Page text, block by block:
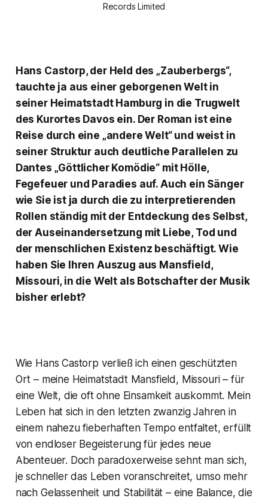
Records Limited
Hans Castorp, der Held des „Zauberbergs“,
tauchte ja aus einer geborgenen Welt in
seiner Heimatstadt Hamburg in die Trugwelt
des Kurortes Davos ein. Der Roman ist eine
Reise durch eine „andere Welt“ und weist in
seiner Struktur auch deutliche Parallelen zu
Dantes „Göttlicher Komödie“ mit Hölle,
Fegefeuer und Paradies auf. Auch ein Sänger
wie Sie ist ja durch die zu interpretierenden
Rollen ständig mit der Entdeckung des Selbst,
der Auseinandersetzung mit Liebe, Tod und
der menschlichen Existenz beschäftigt. Wie
haben Sie Ihren Auszug aus Mansfield,
Missouri, in die Welt als Botschafter der Musik
bisher erlebt?
Wie Hans Castorp verließ ich einen geschützten
Ort – meine Heimatstadt Mansfield, Missouri – für
eine Welt, die oft ohne Einsamkeit auskommt. Mein
Leben hat sich in den letzten zwanzig Jahren in
einem nahezu fieberhaften Tempo entfaltet, erfüllt
von endloser Begeisterung für jedes neue
Abenteuer. Doch paradoxerweise sehnt man sich,
je schneller das Leben voranschreitet, umso mehr
nach Gelassenheit und Stabilität – eine Balance, die